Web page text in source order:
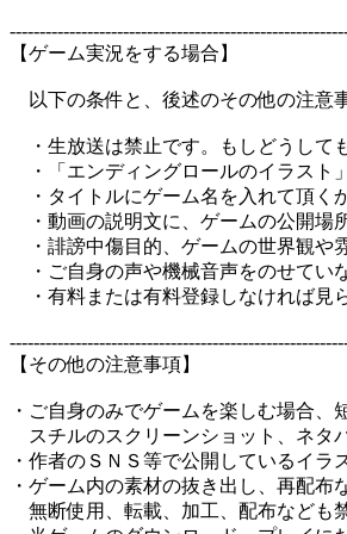
【ゲーム実況をする場合】
以下の条件と、後述のその他の注意
・生放送は禁止です。もしどうして
・「エンディングロールのイラスト
・タイトルにゲーム名を入れて頂く
・動画の説明文に、ゲームの公開場
・誹謗中傷目的、ゲームの世界観や
・ご自身の声や機械音声をのせてい
・有料または有料登録しなければ見
【その他の注意事項】
・ご自身のみでゲームを楽しむ場合、
スチルのスクリーンショット、ネタ
・作者のＳＮＳ等で公開しているイ
・ゲーム内の素材の抜き出し、再配
無断使用、転載、加工、配布なども